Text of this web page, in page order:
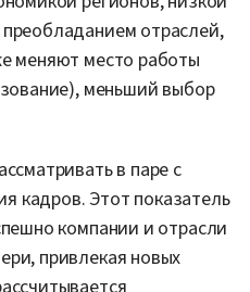
отраслей,
меняют место работы
меньший выбор
в паре с
кадров. Этот показатель
компании и отрасли
привлекая новых